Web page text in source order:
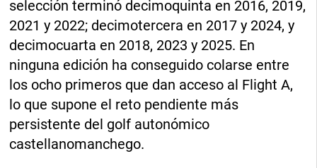
selección terminó decimoquinta en 2016, 2019,
2021 y 2022; decimotercera en 2017 y 2024, y
decimocuarta en 2018, 2023 y 2025. En
ninguna edición ha conseguido colarse entre
los ocho primeros que dan acceso al Flight A,
lo que supone el reto pendiente más
persistente del golf autonómico
castellanomanchego.